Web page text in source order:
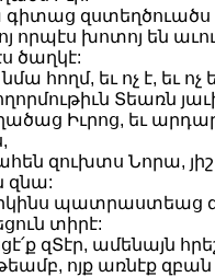
զստեղծուածս
որպէս խոտոյ են
ծաղկէ:
նմա հողմ, եւ ոչ է, եւ
Տեառն
Իւրոց, եւ
զուխտս Նորա,
զնա:
պատրաստեաց
տիրէ:
զՏէր, ամենայն
ոյք առնէք